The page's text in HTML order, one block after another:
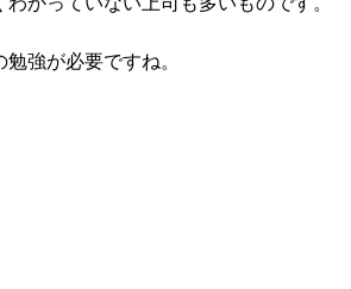
勉強が必要ですね。